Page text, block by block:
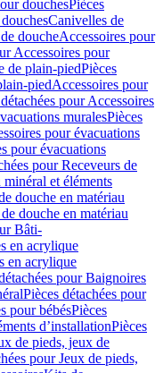
douchesPièces
Canivelles de
doucheAccessoires pour
Accessoires pour
de plain-piedPièces
piedAccessoires pour
pour Accessoires
muralesPièces
pour évacuations
pour évacuations
pour Receveurs de
et éléments
douche en matériau
douche en matériau
Bâti-
en acrylique
en acrylique
pour Baignoires
Pièces détachées pour
pour bébésPièces
d’installationPièces
de pieds, jeux de
pour Jeux de pieds,